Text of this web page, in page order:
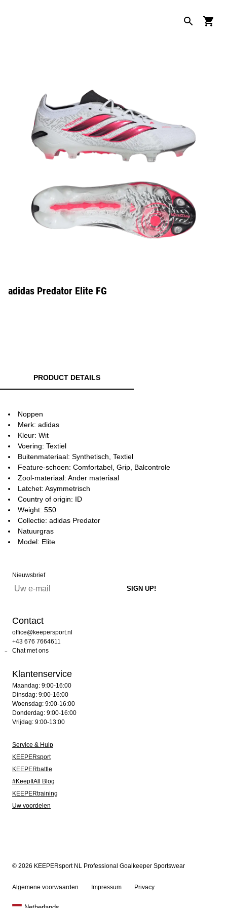
adidas Predator Elite FG
PRODUCT DETAILS
Noppen
Merk: adidas
Kleur: Wit
Voering: Textiel
Buitenmateriaal: Synthetisch, Textiel
Feature-schoen: Comfortabel, Grip, Balcontrole
Zool-materiaal: Ander materiaal
Latchet: Asymmetrisch
Country of origin: ID
Weight: 550
Collectie: adidas Predator
Natuurgras
Model: Elite
Nieuwsbrief
Contact
office@keepersport.nl
+43 676 7664611
Chat met ons
Klantenservice
Maandag: 9:00-16:00
Dinsdag: 9:00-16:00
Woensdag: 9:00-16:00
Donderdag: 9:00-16:00
Vrijdag: 9:00-13:00
Service & Hulp
KEEPERsport
KEEPERbattle
#KeepItAll Blog
KEEPERtraining
Uw voordelen
© 2026 KEEPERsport NL Professional Goalkeeper Sportswear
Algemene voorwaarden Impressum Privacy